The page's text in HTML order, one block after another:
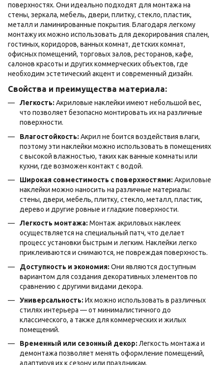
поверхностях. Они идеально подходят для монтажа на
стены, зеркала, мебель, двери, плитку, стекло, пластик,
металл и ламинированные покрытия. Благодаря легкому
монтажу их можно использовать для декорирования спален,
гостиных, коридоров, ванных комнат, детских комнат,
офисных помещений, торговых залов, ресторанов, кафе,
салонов красоты и других коммерческих объектов, где
необходим эстетический акцент и современный дизайн.
Свойства и преимущества материала:
Легкость: Акриловые наклейки имеют небольшой вес,
что позволяет безопасно монтировать их на различные
поверхности.
Влагостойкость: Акрил не боится воздействия влаги,
поэтому эти наклейки можно использовать в помещениях
с высокой влажностью, таких как ванные комнаты или
кухни, где возможен контакт с водой.
Широкая совместимость с поверхностями: Акриловые
наклейки можно наносить на различные материалы:
стены, двери, мебель, плитку, стекло, металл, пластик,
дерево и другие ровные и гладкие поверхности.
Легкость монтажа: Монтаж акриловых наклеек
осуществляется на специальный патч, что делает
процесс установки быстрым и легким. Наклейки легко
приклеиваются и снимаются, не повреждая поверхность.
Доступность и экономия: Они являются доступным
вариантом для создания декоративных элементов по
сравнению с другими видами декора.
Универсальность: Их можно использовать в различных
стилях интерьера — от минималистичного до
классического, а также для коммерческих и жилых
помещений.
Временный или сезонный декор: Легкость монтажа и
демонтажа позволяет менять оформление помещений,
адаптируя их к сезону или праздникам.